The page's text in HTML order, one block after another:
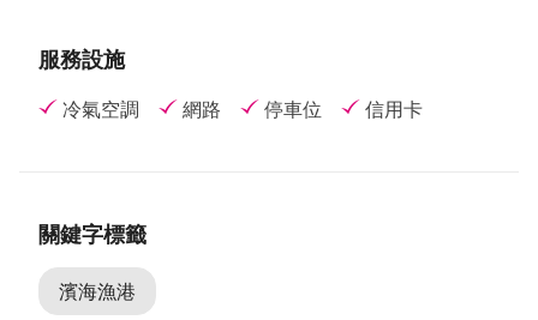
服務設施
冷氣空調 網路 停車位 信用卡
關鍵字標籤
濱海漁港